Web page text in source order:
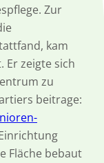
Zur
kam
Er zeigte sich
zu
beitrage:
Fläche bebaut